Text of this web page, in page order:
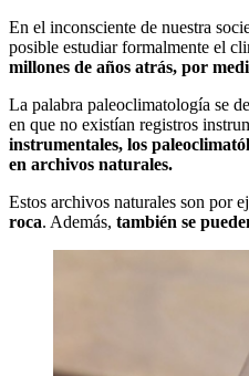
En el inconsciente de nuestra
posible estudiar formalmente el
millones de años atrás, por
La palabra paleoclimatología se
en que no existían registros
instrumentales, los
en archivos naturales.
Estos archivos naturales son por
roca. Además, también se